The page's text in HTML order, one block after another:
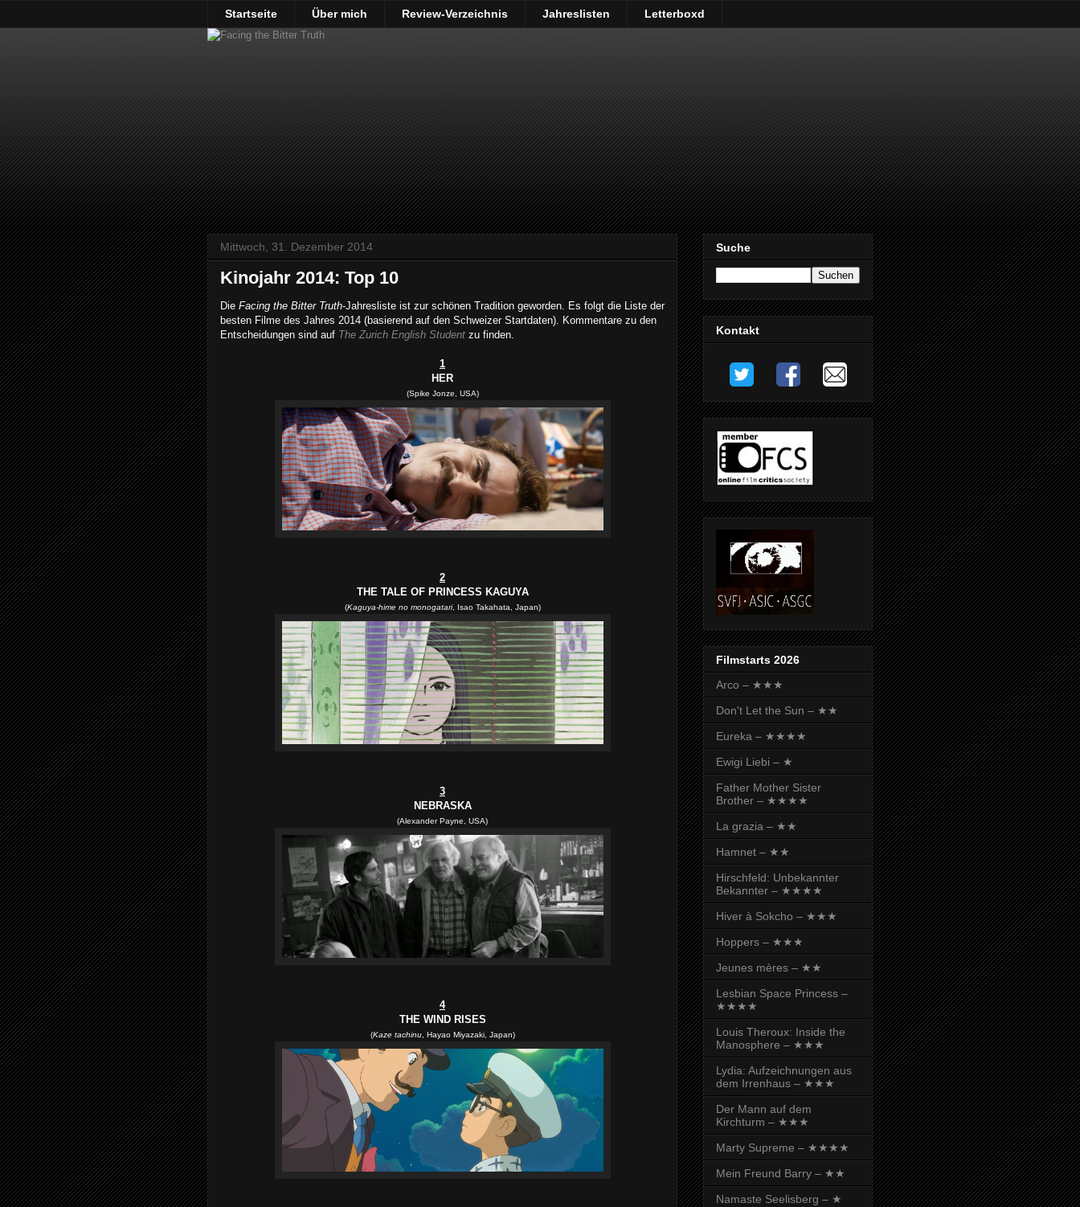
Startseite Über mich Review-Verzeichnis Jahreslisten Letterboxd
Mittwoch, 31. Dezember 2014
Kinojahr 2014: Top 10
Die Facing the Bitter Truth-Jahresliste ist zur schönen Tradition geworden. Es folgt die Liste der
besten Filme des Jahres 2014 (basierend auf den Schweizer Startdaten). Kommentare zu den
Entscheidungen sind auf The Zurich English Student zu finden.
1
HER
(Spike Jonze, USA)
2
THE TALE OF PRINCESS KAGUYA
(Kaguya-hime no monogatari, Isao Takahata, Japan)
3
NEBRASKA
(Alexander Payne, USA)
4
THE WIND RISES
(Kaze tachinu, Hayao Miyazaki, Japan)
Suche
Kontakt
Filmstarts 2026
Arco – ★★★
Don't Let the Sun – ★★
Eureka – ★★★★
Ewigi Liebi – ★
Father Mother Sister
Brother – ★★★★
La grazia – ★★
Hamnet – ★★
Hirschfeld: Unbekannter
Bekannter – ★★★★
Hiver à Sokcho – ★★★
Hoppers – ★★★
Jeunes mères – ★★
Lesbian Space Princess –
★★★★
Louis Theroux: Inside the
Manosphere – ★★★
Lydia: Aufzeichnungen aus
dem Irrenhaus – ★★★
Der Mann auf dem
Kirchturm – ★★★
Marty Supreme – ★★★★
Mein Freund Barry – ★★
Namaste Seelisberg – ★